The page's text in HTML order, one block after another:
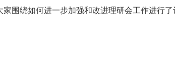
围绕如何进一步加强和改进理研会工作进行了